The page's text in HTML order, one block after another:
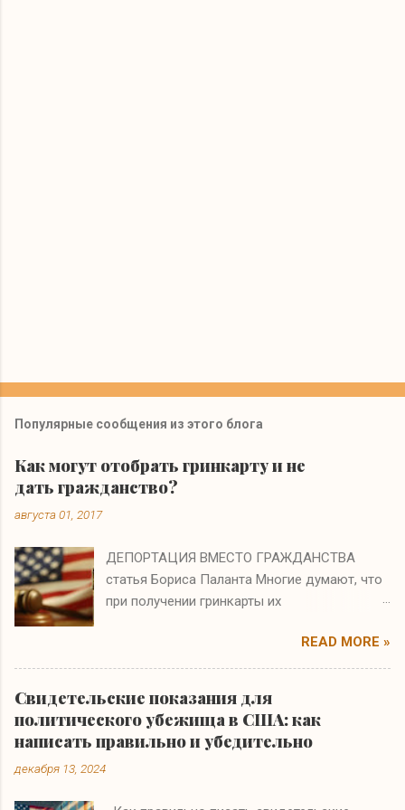
Популярные сообщения из этого блога
Как могут отобрать гринкарту и не
дать гражданство?
августа 01, 2017
ДЕПОРТАЦИЯ ВМЕСТО ГРАЖДАНСТВА
статья Бориса Паланта Многие думают, что
при получении гринкарты их
Они ошибаются. Если на интервью по
натурализации иммиграционный офицер
ошибке или в результате мошенничества, то
вам не только откажут в гражданстве, но и
аннулируют гринкарту и начнут процесс
READ MORE »
Свидетельские показания для
политического убежища в США: как
написать правильно и убедительно
декабря 13, 2024